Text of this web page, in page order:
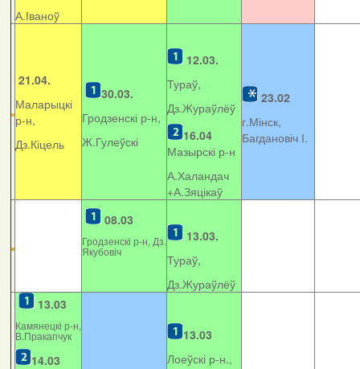
А.Іваноў
21.04.
Маларыцкі
р-н,
Дз.Кіцель
30.03.
Гродзенскі р-н,
Ж.Гулеўскі
12.03.
Тураў,
Дз.Жураўлёў
16.04
Мазырскі р-н
А.Халандач
+А.Зяцікаў
23.02
г.Мінск,
Багдановіч І.
08.03
Гродзенскі р-н, Дз.
Якубовіч
13.03.
Тураў,
Дз.Жураўлёў
13.03
Камянецкі р-н,
В.Пракапчук
14.03
13.03
Лоеўскі р-н.,